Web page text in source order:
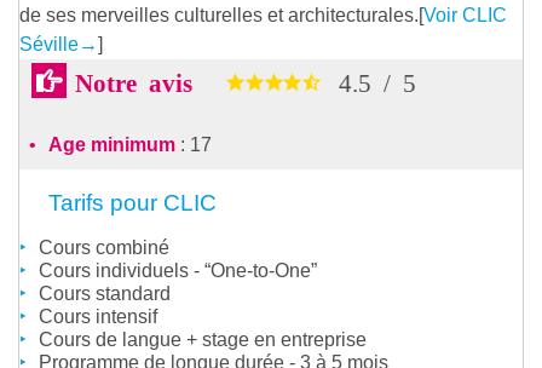
de ses merveilles culturelles et architecturales.[Voir CLIC
Séville→]
Notre avis 4.5 / 5
Age minimum : 17
Tarifs pour CLIC
Cours combiné
Cours individuels - “One-to-One”
Cours standard
Cours intensif
Cours de langue + stage en entreprise
Programme de longue durée - 3 à 5 mois